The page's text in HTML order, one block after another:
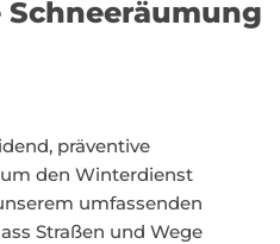
präventive
den Winterdienst
umfassenden
Straßen und Wege